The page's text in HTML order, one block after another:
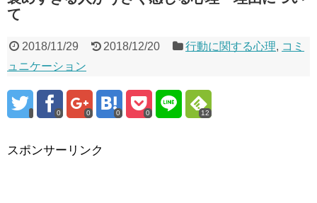
て
2018/11/29 2018/12/20 行動に関する心理, コミ
ュニケーション
0 0 0 0 12
スポンサーリンク